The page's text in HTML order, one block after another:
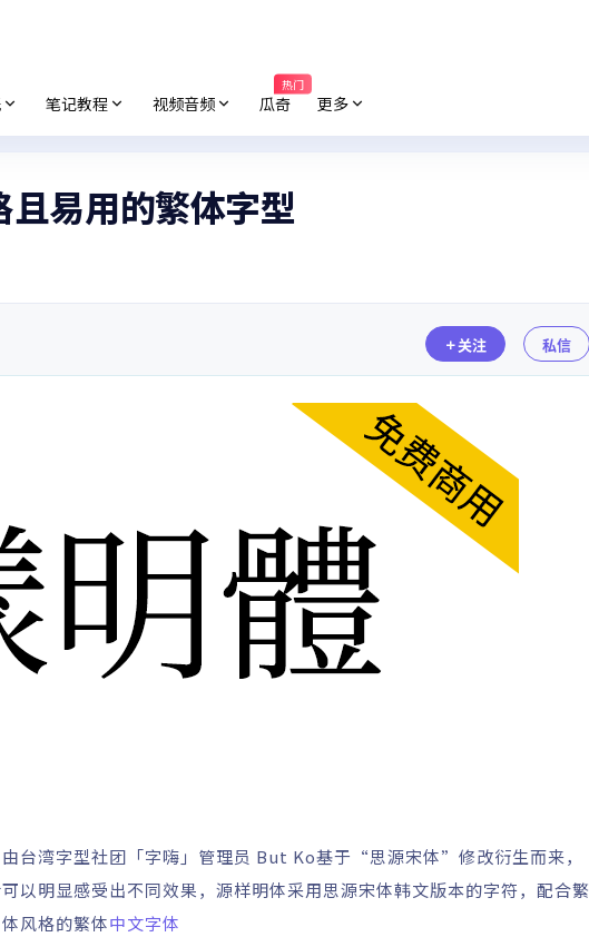
笔记教程 视频音频 瓜奇
热门
更多
易用的繁体字型
关注 私信
由台湾字型社团「字嗨」管理员 But Ko基于“思源宋体”修改衍生而来，
以明显感受出不同效果，源样明体采用思源宋体韩文版本的字符，配合繁
风格的繁体中文字体